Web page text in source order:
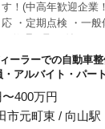
す！(中高年歓迎企業
応 ・定期点検 ・一
歓迎致します！ ＊シ
術者活躍中） ＊検査
ーラーでの自動車
アルバイト・パー
〜400万円
市元町東 / 向山駅